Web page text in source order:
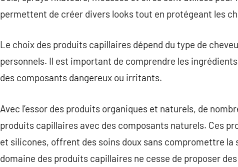
permettent de créer divers looks tout en protégeant les
Le choix des produits capillaires dépend du type de
personnels. Il est important de comprendre les
des composants dangereux ou irritants.
Avec l’essor des produits organiques et naturels, de
produits capillaires avec des composants naturels. Ces
et silicones, offrent des soins doux sans compromettre la
domaine des produits capillaires ne cesse de proposer